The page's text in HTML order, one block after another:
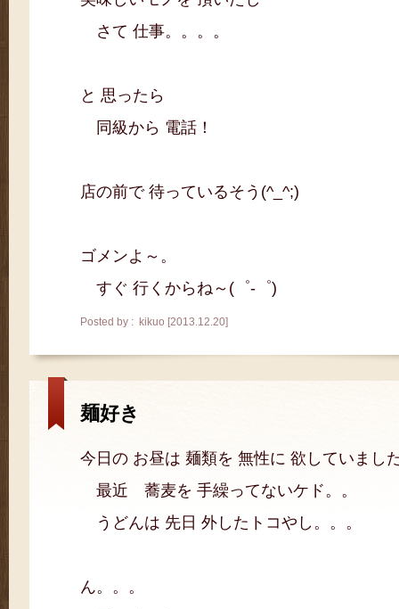
さて 仕事。。。。
と 思ったら
同級から 電話！
店の前で 待っているそう(^_^;)
ゴメンよ～。
すぐ 行くからね～(゜-゜)
Posted by : kikuo [2013.12.20]
麺好き
今日の お昼は 麺類を 無性に 欲していまし
最近 蕎麦を 手繰ってないケド。。
うどんは 先日 外したトコやし。。。
ん。。。